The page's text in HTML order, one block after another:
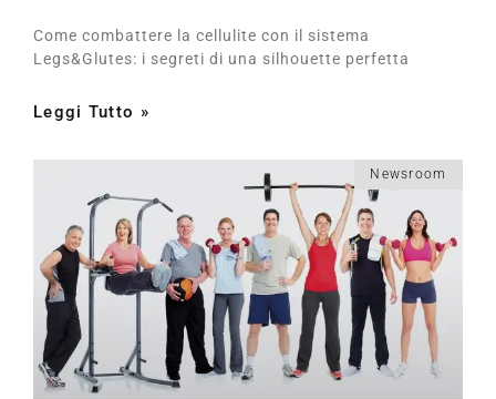
Come combattere la cellulite con il sistema
Legs&Glutes: i segreti di una silhouette perfetta
Leggi Tutto »
Newsroom